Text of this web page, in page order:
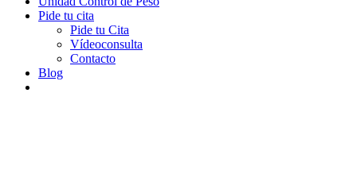
Pide tu cita
Pide tu Cita
Vídeoconsulta
Contacto
Blog